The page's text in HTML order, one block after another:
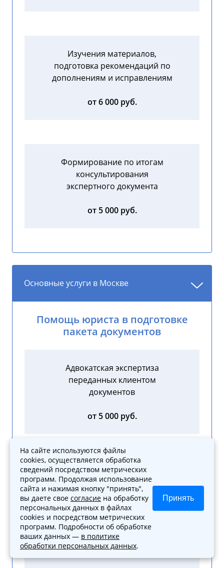
Изучения материалов,
подготовка рекомендаций по
дополнениям и исправлениям
от 6 000 руб.
Формирование по итогам
консультирования
экспертного документа
от 5 000 руб.
Основные услуги в Москве
Помощь юриста в подготовке
пакета документов
Адвокатская экспертиза
переданных клиентом
документов
от 5 000 руб.
Составление и передача
заявления в суд
от 2 000 руб.
На сайте используются файлы
cookies, осуществляется обработка
сведений посредством метрических
программ. Продолжая использование
сайта и нажимая кнопку "принять",
вы даете свое согласие на обработку
персональных данных в файлах
cookies и посредством метрических
программ. Подробности об обработке
ваших данных — в политике
обработки персональных данных.
Принять